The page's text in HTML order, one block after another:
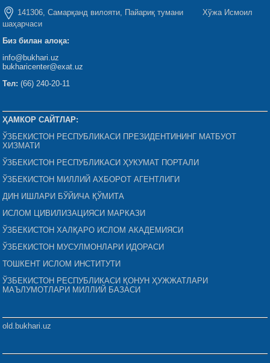
141306, Самарқанд вилояти, Пайариқ тумани Хўжа Исмоил
шаҳарчаси
Биз билан алоқа:
info@bukhari.uz
bukharicenter@exat.uz
Тел: (66) 240-20-11
ҲАМКОР САЙТЛАР:
ЎЗБЕКИСТОН РЕСПУБЛИКАСИ ПРЕЗИДЕНТИНИНГ МАТБУОТ
ХИЗМАТИ
ЎЗБЕКИСТОН РЕСПУБЛИКАСИ ҲУКУМАТ ПОРТАЛИ
ЎЗБЕКИСТОН МИЛЛИЙ АХБОРОТ АГЕНТЛИГИ
ДИН ИШЛАРИ БЎЙИЧА ҚЎМИТА
ИСЛОМ ЦИВИЛИЗАЦИЯСИ МАРКАЗИ
ЎЗБЕКИСТОН ХАЛҚАРО ИСЛОМ АКАДЕМИЯСИ
ЎЗБЕКИСТОН МУСУЛМОНЛАРИ ИДОРАСИ
ТОШКЕНТ ИСЛОМ ИНСТИТУТИ
ЎЗБЕКИСТОН РЕСПУБЛИКАСИ ҚОНУН ҲУЖЖАТЛАРИ
МАЪЛУМОТЛАРИ МИЛЛИЙ БАЗАСИ
old.bukhari.uz